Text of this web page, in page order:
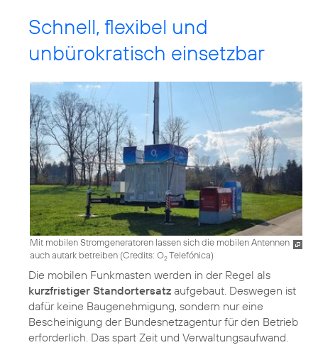
Schnell, flexibel und
unbürokratisch einsetzbar
Mit mobilen Stromgeneratoren lassen sich die mobilen Antennen
auch autark betreiben (Credits: O2Telefónica)
Die mobilen Funkmasten werden in der Regel als
kurzfristiger Standortersatz aufgebaut. Deswegen ist
dafür keine Baugenehmigung, sondern nur eine
Bescheinigung der Bundesnetzagentur für den Betrieb
erforderlich. Das spart Zeit und Verwaltungsaufwand.